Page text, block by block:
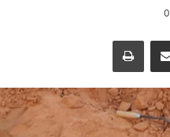
مشاركة عبر البريد طباعة